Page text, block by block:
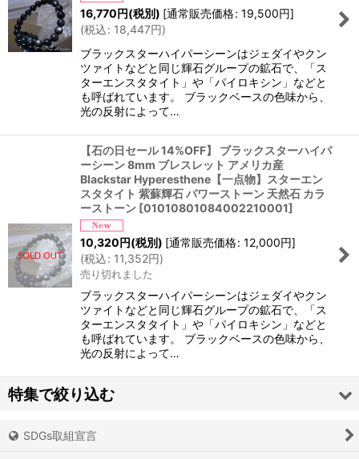
16,770円(税別) [通常販売価格: 19,500円]
(税込: 18,447円)
ブラックスターハイパーシーンはジェダイやクン
ツァイトなどと同じ輝石グループの鉱石で、「ス
ターエンスタタイト」や「パイロキシン」などと
も呼ばれています。 ブラックベースの色味から、
光の反射によって…
【石の日セール 14%OFF】 ブラックスターハイパ
ーシーン 8mm ブレスレット アメリカ産
Blackstar Hyperesthene【一点物】スターエン
スタタイト 紫蘇輝石 パワーストーン 天然石 カラ
ーストーン [01010801084002210001]
10,320円(税別) [通常販売価格: 12,000円]
(税込: 11,352円)
売り切れました
ブラックスターハイパーシーンはジェダイやクン
ツァイトなどと同じ輝石グループの鉱石で、「ス
ターエンスタタイト」や「パイロキシン」などと
も呼ばれています。 ブラックベースの色味から、
光の反射によって…
特集で絞り込む
アイオライト
SDGs取組宣言